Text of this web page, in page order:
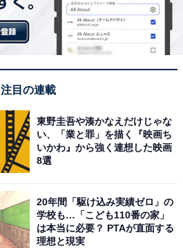
注目の連載
東野圭吾や湊かなえだけじゃな
い、「業と罪」を描く『映画ち
いかわ』から強く連想した映画
8選
20年間「駆け込み実績ゼロ」の
学校も…「こども110番の家」
は本当に必要？ PTAが直面する
理想と現実